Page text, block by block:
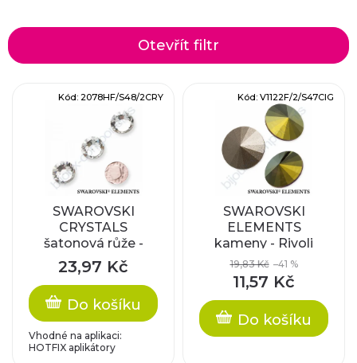
z
Otevřít filtr
SWAROVSKI
CRYSTALS
šatonová růže -
nažehlovací (s
vrstvou lepidla),
crystal, SS48
23,97 Kč
Do košíku
Vhodné na aplikaci:
HOTFIX aplikátory
Kód: 2078HF/S48/2CRY
SWAROVSKI
ELEMENTS
kameny - Rivoli
Chaton, crystal
iridesgreen F, SS47
(cca 10mm)
19,83 Kč –41 %
11,57 Kč
Do košíku
Kód: V1122F/2/S47CIG